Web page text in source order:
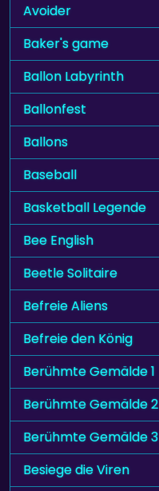
Avoider
Baker's game
Ballon Labyrinth
Ballonfest
Ballons
Baseball
Basketball Legende
Bee English
Beetle Solitaire
Befreie Aliens
Befreie den König
Berühmte Gemälde 1
Berühmte Gemälde 2
Berühmte Gemälde 3
Besiege die Viren